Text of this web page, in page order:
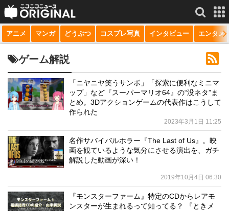
サービス一覧 もっと見る
niconico
動画
生放送
チャンネル
マンガ
アニメ マンガ どうぶつ コスプレ写真 インタビュー エンタメ
ゲーム解説
「ニヤニヤ笑うサンボ」「探索に便利なミニマ
ップ」など『スーパーマリオ64』の“没ネタ”ま
とめ。3Dアクションゲームの代表作はこうして
作られた
2023年3月1日 11:25
名作サバイバルホラー『The Last of Us』。映
画を観ているような気分にさせる演出を、ガチ
解説した動画が深い！
2019年10月4日 06:30
『モンスターファーム』特定のCDからレアモ
ンスターが生まれるって知ってる？ 『ときメ